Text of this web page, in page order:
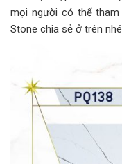
mọi người có thể tham
Stone chia sẻ ở trên